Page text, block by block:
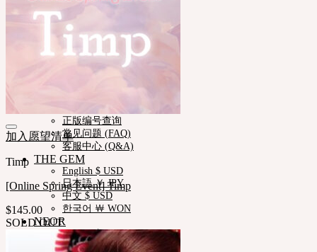
Neor 博客
SOOM艺术功劳者
关于我们
帮助与支持
购物指南
正版编号查询
常见问题 (FAQ)
客服中心 (Q&A)
THE GEM
English $ USD
日本語 ￥ JPY
中文 $ USD
한국어 ￦ WON
NEOR
English $ USD
日本語 ￥ JPY
加入愿望清单
Timp
[Online Spring Event] Timp
$145.00
SOLD OUT